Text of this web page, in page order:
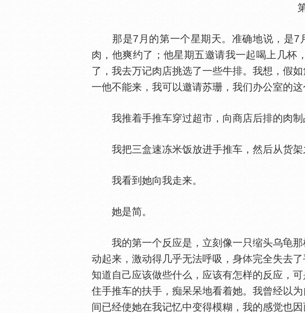
那是7月的第一个星期天。准确地说，是7
肉，他爽约了；他星期五邀请我一起喝上几杯
了，我去万记肉店挑选了一些牛排。我想，假
一他不能来，我可以邀请苏珊，我们办公室的这
我推着手推车穿过超市，向商店后排的肉制
我把三盒速冻米饭放进手推车，然后从货架
我看到她向我走来。
她是简。
我的第一个反应是，立刻像一只缩头乌
动起来，激动得几乎无法呼吸，身
完全失去
知道自己应该做些什么，应该有怎样的反应，
住手推车的扶手，痴呆呆地看着她。我曾经以
间已经使她在我记忆中变得模糊，我的感觉也